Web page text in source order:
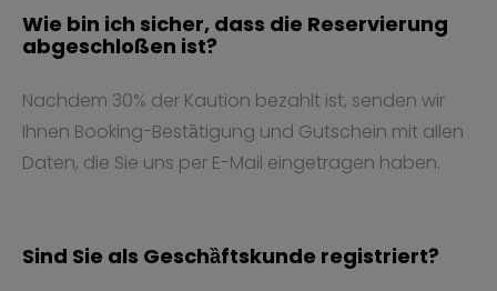
Wie bin ich sicher, dass die Reservierung
abgeschloßen ist?
Nachdem 30% der Kaution bezahlt ist, senden wir
Ihnen Booking-Bestȁtigung und Gutschein mit allen
Daten, die Sie uns per E-Mail eingetragen haben.
Sind Sie als Geschȁftskunde registriert?